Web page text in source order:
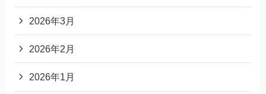
2026年3月
2026年2月
2026年1月